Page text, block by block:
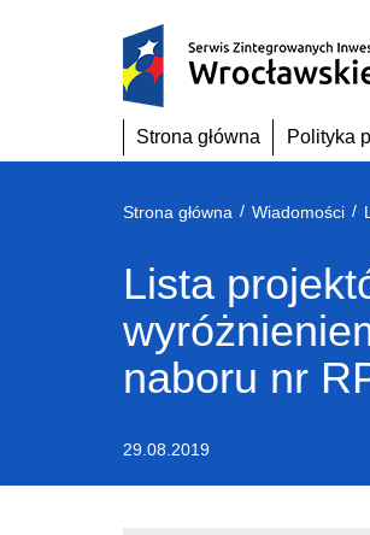
Strona główna Polityka
Strona główna / Wiadomości /
Lista
naboru nr
29.08.2019